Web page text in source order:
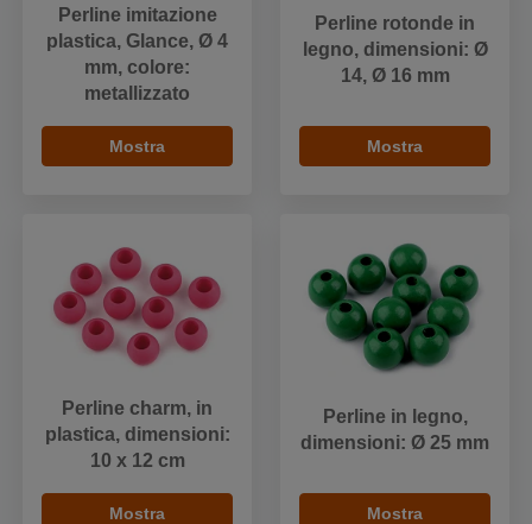
Perline imitazione
plastica, Glance, Ø 4
mm, colore:
metallizzato
Mostra
Perline rotonde in
legno, dimensioni: Ø
14, Ø 16 mm
Mostra
Perline charm, in
plastica, dimensioni:
10 x 12 cm
Mostra
Perline in legno,
dimensioni: Ø 25 mm
Mostra